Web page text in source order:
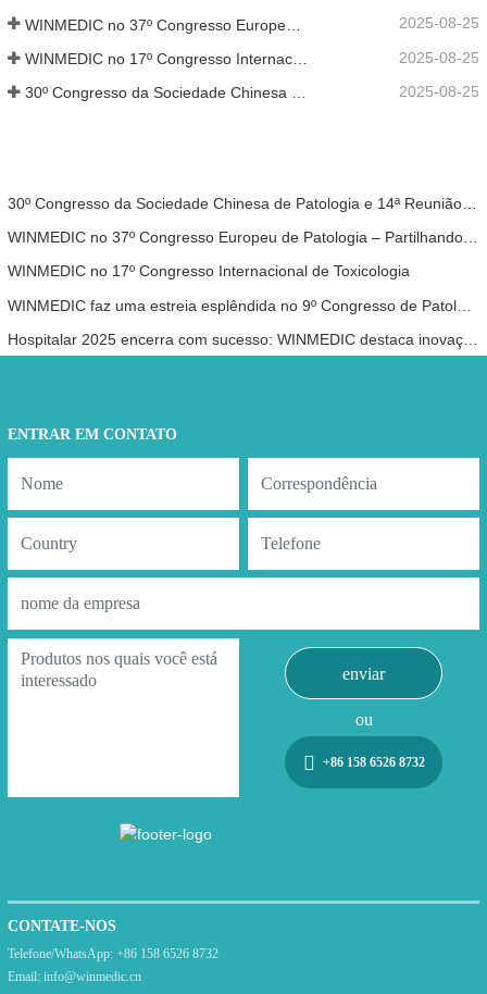
2025-08-25
2025-08-25
30º Congresso da Sociedade Chinesa de Patologia e 14ª Reunião Anual de Patologistas Chineses 2025-08-25
WINMEDIC no 17º Congresso Internacional de Toxicologia
ENTRAR EM CONTATO
enviar
ou
+86 158 6526 8732
CONTATE-NOS
Telefone/WhatsApp: +86 158 6526 8732
Email: info@winmedic.cn